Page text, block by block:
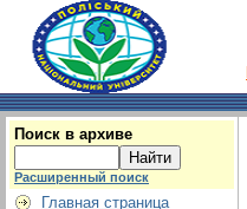
Поиск в архиве
Расширенный поиск
Главная страница